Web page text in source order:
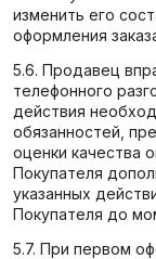
изменить его
оформления
5.6. Продавец
телефонного
действия
обязанностей,
оценки качества
Покупателя
указанных
Покупателя до
5.7. При первом